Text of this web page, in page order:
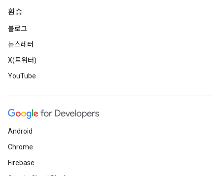
환승
블로그
뉴스레터
X(트위터)
YouTube
Android
Chrome
Firebase